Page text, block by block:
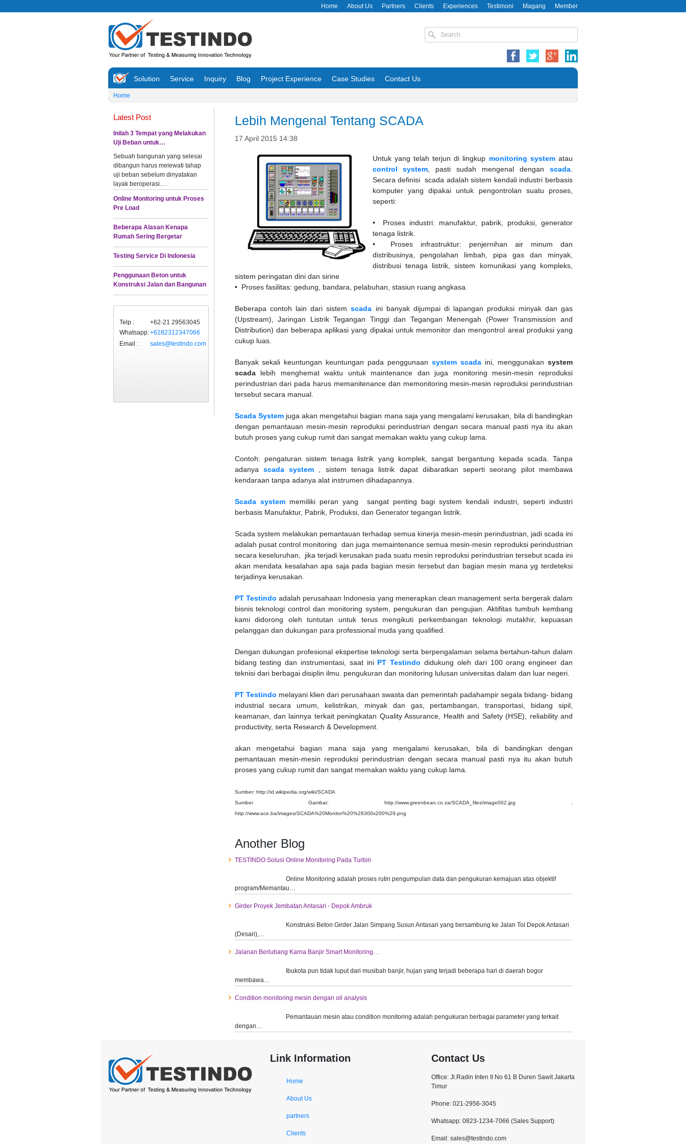
Home About Us Partners Clients Experiences Testimoni Magang Member
Solution Service Inquiry Blog Project Experience Case Studies Contact Us
Home
Latest Post
Inilah 3 Tempat yang Melakukan
Uji Beban untuk…
Sebuah bangunan yang selesai
dibangun harus melewati tahap
uji beban sebelum dinyatakan
layak beroperasi.…
Online Monitoring untuk Proses
Pre Load
Beberapa Alasan Kenapa
Rumah Sering Bergetar
Testing Service Di Indonesia
Penggunaan Beton untuk
Konstruksi Jalan dan Bangunan
Telp :
+62-21 29563045
Whatsapp:+6282312347066
Email :
sales@testindo.com
Lebih Mengenal Tentang SCADA
17 April 2015 14:38
Untuk yang telah terjun di lingkup monitoring systematau
control system , pasti sudah mengenal denganscada
Secara definisi scada adalah sistem kendali industri berbasis
komputer yang dipakai untuk pengontrolan suatu proses,
seperti:
• Proses industri: manufaktur, pabrik, produksi, generator
tenaga listrik.
• Proses infrastruktur: penjernihan air minum dan
distribusinya, pengolahan limbah, pipa gas dan minyak,
distribusi tenaga listrik, sistem komunikasi yang kompleks,
sistem peringatan dini dan sirine
• Proses fasilitas: gedung, bandara, pelabuhan, stasiun ruang angkasa.
Beberapa contoh lain dari sistemscada ini banyak dijumpai di lapangan produksi minyak dan gas
(Upstream), Jaringan Listrik Tegangan Tinggi dan Tegangan Menengah (Power Transmission and
Distribution) dan beberapa aplikasi yang dipakai untuk memonitor dan mengontrol areal produksi yang
cukup luas.
Banyak sekali keuntungan keuntungan pada penggunaansystem scada ini, menggunakansystem
scadalebih menghemat waktu untuk maintenance dan juga monitoring mesin-mesin reproduksi
perindustrian dari pada harus memanitenance dan memonitoring mesin-mesin reproduksi perindustrian
tersebut secara manual.
Scada Systemjuga akan mengetahui bagian mana saja yang mengalami kerusakan, bila di bandingkan
dengan pemantauan mesin-mesin reproduksi perindustrian dengan secara manual pasti nya itu akan
butuh proses yang cukup rumit dan sangat memakan waktu yang cukup lama.
Contoh: pengaturan sistem tenaga listrik yang komplek, sangat bergantung kepada scada. Tanpa
adanya scada system , sistem tenaga listrik dapat diibaratkan seperti seorang pilot membawa
kendaraan tanpa adanya alat instrumen dihadapannya.
Scada systemmemiliki peran yang sangat penting bagi system kendali industri, seperti industri
berbasis Manufaktur, Pabrik, Produksi, dan Generator tegangan listrik.
Scada system melakukan pemantauan terhadap semua kinerja mesin-mesin perindustrian, jadi scada ini
adalah pusat control monitoring dan juga memaintenance semua mesin-mesin reproduksi perindustrian
secara keseluruhan, jika terjadi kerusakan pada suatu mesin reproduksi perindustrian tersebut scada ini
akan mendata kesalahan apa saja pada bagian mesin tersebut dan bagian mesin mana yg terdeteksi
terjadinya kerusakan.
PT Testindo adalah perusahaan Indonesia yang menerapkan clean management serta bergerak dalam
bisnis teknologi control dan monitoring system, pengukuran dan pengujian. Aktifitas tumbuh kembang
kami didorong oleh tuntutan untuk terus mengikuti perkembangan teknologi mutakhir, kepuasan
pelanggan dan dukungan para professional muda yang qualified.
Dengan dukungan profesional ekspertise teknologi serta berpengalaman selama bertahun-tahun dalam
bidang testing dan instrumentasi, saat ini PT Testindo didukung oleh dari 100 orang engineer dan
teknisi dari berbagai disiplin ilmu. pengukuran dan monitoring lulusan universitas dalam dan luar negeri.
PT Testindo melayani klien dari perusahaan swasta dan pemerintah padahampir segala bidang- bidang
industrial secara umum, kelistrikan, minyak dan gas, pertambangan, transportasi, bidang sipil,
keamanan, dan lainnya terkait peningkatan Quality Assurance, Health and Safety (HSE), reliability and
productivity, serta Research & Development.
akan mengetahui bagian mana saja yang mengalami kerusakan, bila di bandingkan dengan
pemantauan mesin-mesin reproduksi perindustrian dengan secara manual pasti nya itu akan butuh
proses yang cukup rumit dan sangat memakan waktu yang cukup lama.
Sumber: http://id.wikipedia.org/wiki/SCADA
Sumber Gambar: http://www.greenbean.co.za/SCADA_files/image002.jpg ,
http://www.ace.ba/images/SCADA%20Monitor%20%28300x200%29.png
Another Blog
TESTINDO Solusi Online Monitoring Pada Turbin
Online Monitoring adalah proses rutin pengumpulan data dan pengukuran kemajuan atas objektif
program/Memantau…
Girder Proyek Jembatan Antasari - Depok Ambruk
Konstruksi Beton Girder Jalan Simpang Susun Antasari yang bersambung ke Jalan Tol Depok Antasari
(Desari),…
Jalanan Berlubang Karna Banjir Smart Monitoring…
Ibukota pun tidak luput dari musibah banjir, hujan yang terjadi beberapa hari di daerah bogor
membawa…
Condition monitoring mesin dengan oil analysis
Pemantauan mesin atau condition monitoring adalah pengukuran berbagai parameter yang terkait
dengan…
Link Information
Home
About Us
partners
Clients
Contact Us
Office: Jl.Radin Inten II No 61 B Duren Sawit Jakarta
Timur
Phone: 021-2956-3045
Whatsapp: 0823-1234-7066 (Sales Support)
Email: sales@testindo.com